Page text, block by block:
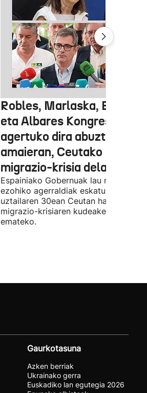
Robles, Marlaska, Bolaños
eta Albares Kongresuan
agertuko dira abuztuaren
amaieran, Ceutako
migrazio-krisia dela eta
Espainiako Gobernuak lau ministroen
ezohiko agerraldiak eskatu ditu,
uztailaren 30ean Ceutan hasitako
migrazio-krisiaren kudeaketaren berri
emateko.
Gaurkotasuna
Azken berriak
Ukrainako gerra
Euskadiko lan egutegia 2026